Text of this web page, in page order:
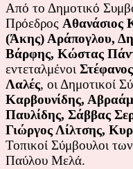
Από το Δημοτικό
Πρόεδρος Αθανάσιος
(Άκης) Αράπογλου,
Βάρφης, Κώστας
εντεταλμένοι
Λαλές, οι Δημοτικοί
Καρβουνίδης,
Παυλίδης, Σάββας
Γιώργος Λίλτσης,
Τοπικοί Σύμβουλοι
Παύλου Μελά.